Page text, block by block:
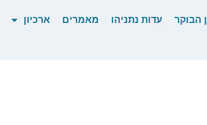
הבוקר עדות נתניהו מאמרים ארכיון